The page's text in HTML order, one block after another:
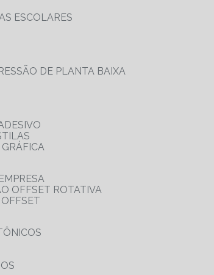
ESCOLARES
DE PLANTA BAIXA
GRÁFICA
OFFSET ROTATIVA
OFFSET